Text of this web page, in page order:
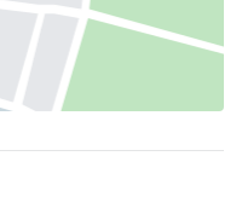
sitio